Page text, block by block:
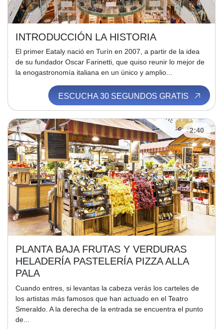
INTRODUCCIÓN LA HISTORIA
El primer Eataly nació en Turín en 2007, a partir de la idea
de su fundador Oscar Farinetti, que quiso reunir lo mejor de
la enogastronomía italiana en un único y amplio...
ESCUCHA 30 SEGUNDOS GRATIS
2:40
PLANTA BAJA FRUTAS Y VERDURAS
HELADERÍA PASTELERÍA PIZZA ALLA
PALA
Cuando entres, si levantas la cabeza verás los carteles de
los artistas más famosos que han actuado en el Teatro
Smeraldo. A la derecha de la entrada se encuentra el punto
de...